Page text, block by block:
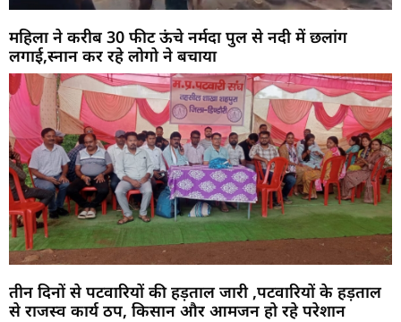
महिला ने करीब 30 फीट ऊंचे नर्मदा पुल से नदी में छलांग
लगाई,स्नान कर रहे लोगो ने बचाया
तीन दिनों से पटवारियों की हड़ताल जारी ,पटवारियों के हड़ताल
से राजस्व कार्य ठप, किसान और आमजन हो रहे परेशान